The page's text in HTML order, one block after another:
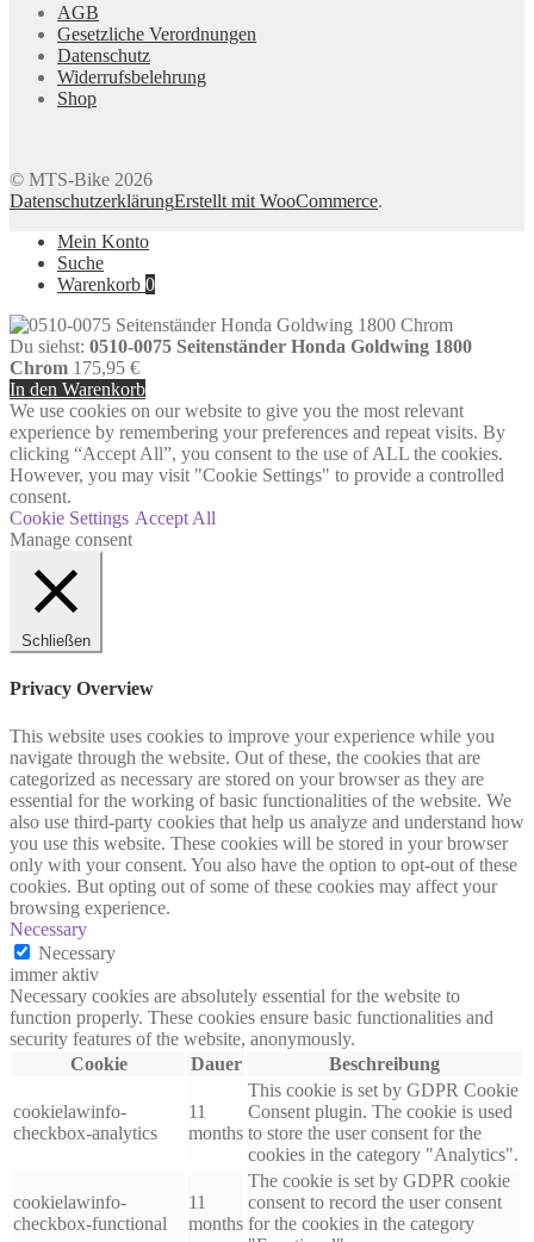
AGB
Gesetzliche Verordnungen
Datenschutz
Widerrufsbelehrung
Shop
© MTS-Bike 2026
DatenschutzerklärungErstellt mit WooCommerce.
Mein Konto
Suche
Warenkorb 0
Du siehst: 0510-0075 Seitenständer Honda Goldwing 1800
Chrom 175,95 €
In den Warenkorb
We use cookies on our website to give you the most relevant
experience by remembering your preferences and repeat visits. By
clicking “Accept All”, you consent to the use of ALL the cookies.
However, you may visit "Cookie Settings" to provide a controlled
consent.
Cookie Settings Accept All
Manage consent
Schließen
Privacy Overview
This website uses cookies to improve your experience while you
navigate through the website. Out of these, the cookies that are
categorized as necessary are stored on your browser as they are
essential for the working of basic functionalities of the website. We
also use third-party cookies that help us analyze and understand how
you use this website. These cookies will be stored in your browser
only with your consent. You also have the option to opt-out of these
cookies. But opting out of some of these cookies may affect your
browsing experience.
Necessary
Necessary
immer aktiv
Necessary cookies are absolutely essential for the website to
function properly. These cookies ensure basic functionalities and
security features of the website, anonymously.
Cookie
Dauer Beschreibung
cookielawinfo-
checkbox-analytics
11
months
This cookie is set by GDPR Cookie
Consent plugin. The cookie is used
to store the user consent for the
cookies in the category "Analytics".
cookielawinfo-
checkbox-functional
11
months
The cookie is set by GDPR cookie
consent to record the user consent
for the cookies in the category